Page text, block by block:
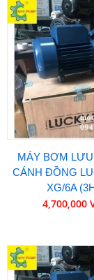
MÁY BƠM
CÁNH ĐỒNG
XG/6A
4,700,000